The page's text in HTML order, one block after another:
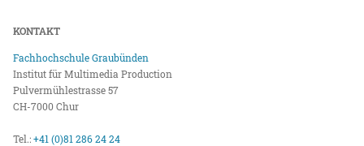
KONTAKT
Fachhochschule Graubünden
Institut für Multimedia Production
Pulvermühlestrasse 57
CH-7000 Chur
Tel.:+41 (0)81 286 24 24